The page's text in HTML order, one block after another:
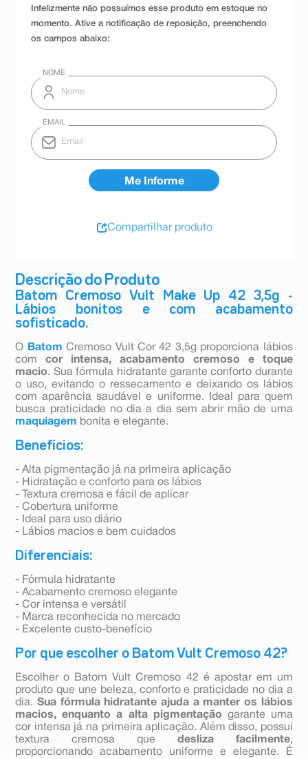
Descrição do Produto
Batom Cremoso Vult Make Up 42 3,5g -
Lábios bonitos e com acabamento
sofisticado.
O Batom Cremoso Vult Cor 42 3,5g proporciona lábios
comcor intensa, acabamento cremoso e toque
macio. Sua fórmula hidratante garante conforto durante
o uso, evitando o ressecamento e deixando os lábios
com aparência saudável e uniforme. Ideal para quem
busca praticidade no dia a dia sem abrir mão de uma
maquiagem bonita e elegante.
Benefícios:
- Alta pigmentação já na primeira aplicação
- Hidratação e conforto para os lábios
- Textura cremosa e fácil de aplicar
- Cobertura uniforme
- Ideal para uso diário
- Lábios macios e bem cuidados
Diferenciais:
- Fórmula hidratante
- Acabamento cremoso elegante
- Cor intensa e versátil
- Marca reconhecida no mercado
- Excelente custo-benefício
Por que escolher o Batom Vult Cremoso 42?
Escolher o Batom Vult Cremoso 42 é apostar em um
produto que une beleza, conforto e praticidade no dia a
dia.Sua fórmula hidratante ajuda a manter os lábios
macios, enquanto a alta pigmentação garante uma
cor intensa já na primeira aplicação. Além disso, possui
textura cremosa que desliza facilmente,
proporcionando acabamento uniforme e elegante. É
Compartilhar produto